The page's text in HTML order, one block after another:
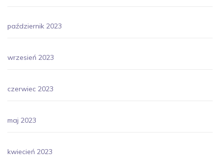
październik 2023
wrzesień 2023
czerwiec 2023
maj 2023
kwiecień 2023